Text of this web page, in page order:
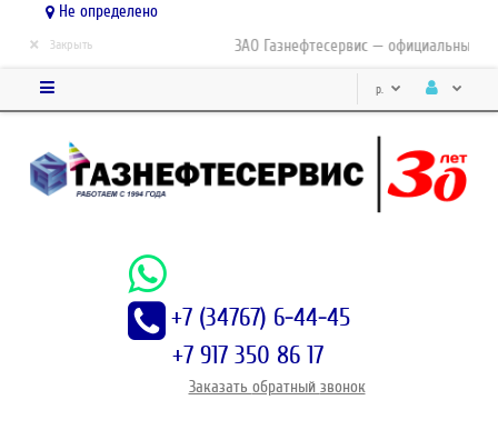
Не определено
ЗАО Газнефтесервис — официальный
× Закрыть
р.
+7 (34767) 6-44-45
+7 917 350 86 17
Заказать обратный звонок